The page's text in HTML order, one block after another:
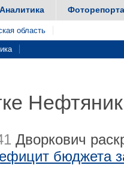
Аналитика
область
Дворкович
бюджета